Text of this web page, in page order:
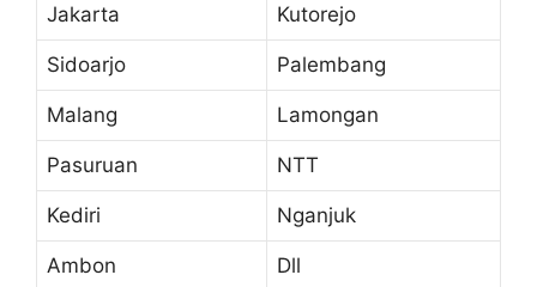
Jakarta Kutorejo
Sidoarjo Palembang
Malang Lamongan
Pasuruan NTT
Kediri Nganjuk
Ambon Dll